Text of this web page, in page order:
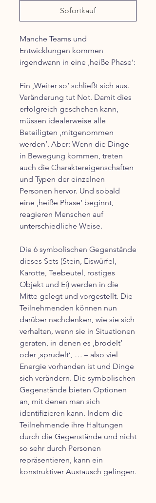
Sofortkauf
Manche Teams und
Entwicklungen kommen
irgendwann in eine ‚heiße Phase‘:
Ein ‚Weiter so‘ schließt sich aus.
Veränderung tut Not. Damit dies
erfolgreich geschehen kann,
müssen idealerweise alle
Beteiligten ‚mitgenommen
werden‘. Aber: Wenn die Dinge
in Bewegung kommen, treten
auch die Charaktereigenschaften
und Typen der einzelnen
Personen hervor. Und sobald
eine ‚heiße Phase‘ beginnt,
reagieren Menschen auf
unterschiedliche Weise.
Die 6 symbolischen Gegenstände
dieses Sets (Stein, Eiswürfel,
Karotte, Teebeutel, rostiges
Objekt und Ei) werden in die
Mitte gelegt und vorgestellt. Die
Teilnehmenden können nun
darüber nachdenken, wie sie sich
verhalten, wenn sie in Situationen
geraten, in denen es ‚brodelt‘
oder ‚sprudelt‘, … – also viel
Energie vorhanden ist und Dinge
sich verändern. Die symbolischen
Gegenstände bieten Optionen
an, mit denen man sich
identifizieren kann. Indem die
Teilnehmende ihre Haltungen
durch die Gegenstände und nicht
so sehr durch Personen
repräsentieren, kann ein
konstruktiver Austausch gelingen.